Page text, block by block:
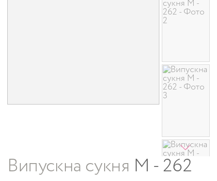
Випускна сукня M - 262